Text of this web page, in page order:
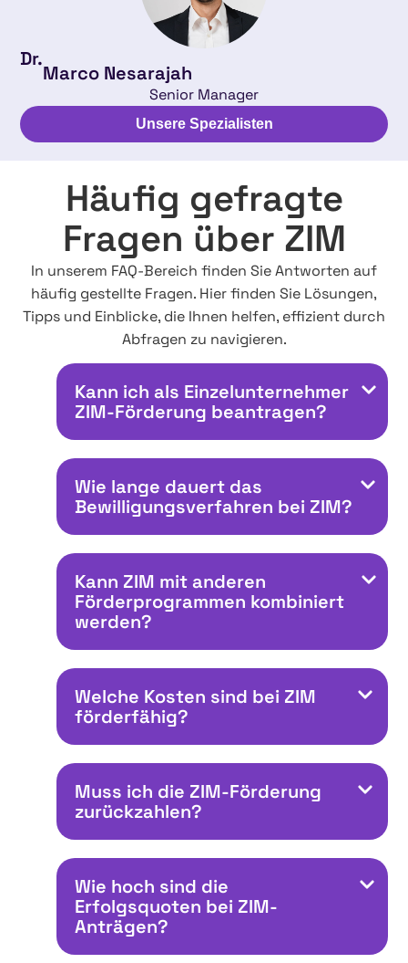
Dr.
Marco Nesarajah
Senior Manager
Unsere Spezialisten
Häufig gefragte
Fragen über ZIM
In unserem FAQ-Bereich finden Sie Antworten auf
häufig gestellte Fragen. Hier finden Sie Lösungen,
Tipps und Einblicke, die Ihnen helfen, effizient durch
Abfragen zu navigieren.
Kann ich als Einzelunternehmer
ZIM-Förderung beantragen?
Wie lange dauert das
Bewilligungsverfahren bei ZIM?
Kann ZIM mit anderen
Förderprogrammen kombiniert
werden?
Welche Kosten sind bei ZIM
förderfähig?
Muss ich die ZIM-Förderung
zurückzahlen?
Wie hoch sind die
Erfolgsquoten bei ZIM-
Anträgen?